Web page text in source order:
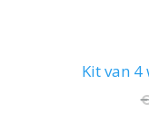
Kit van